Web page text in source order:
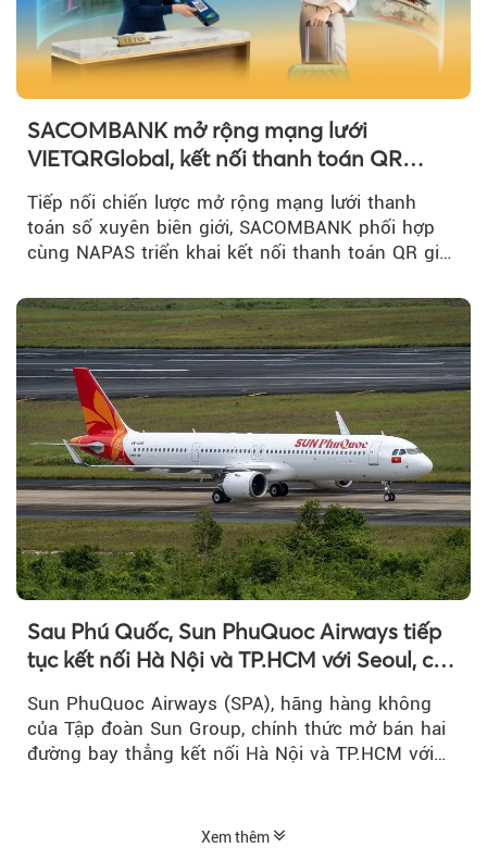
SACOMBANK mở rộng mạng lưới
VIETQRGlobal, kết nối thanh toán QR
Tiếp nối chiến lược mở rộng mạng lưới thanh
toán số xuyên biên giới, SACOMBANK phối hợp
cùng NAPAS triển khai kết nối thanh toán QR giữa
Sau Phú Quốc, Sun PhuQuoc Airways tiếp
tục kết nối Hà Nội và TP.HCM với Seoul, cất
cánh vào tháng 8 năm nay
Sun PhuQuoc Airways (SPA), hãng hàng không
của Tập đoàn Sun Group, chính thức mở bán hai
đường bay thẳng kết nối Hà Nội và TP.HCM với
Xem thêm